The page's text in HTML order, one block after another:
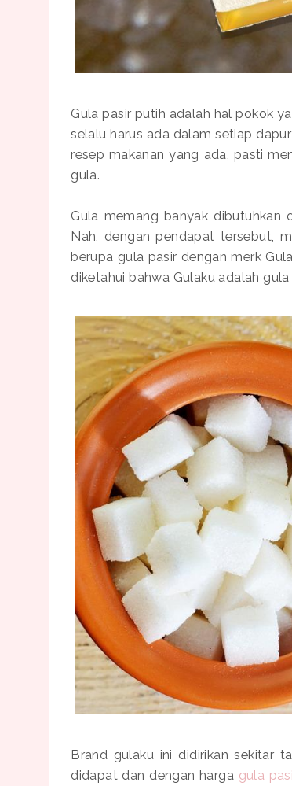
Gula pasir putih adalah hal pokok
selalu harus ada dalam setiap
resep makanan yang ada, pasti
gula.
Gula memang banyak dibutuhkan
Nah, dengan pendapat tersebut,
berupa gula pasir dengan merk
diketahui bahwa Gulaku adalah
Brand gulaku ini didirikan sekitar
didapat dan dengan harga gula